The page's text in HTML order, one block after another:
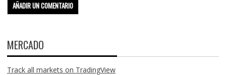
MERCADO
Track all markets on TradingView